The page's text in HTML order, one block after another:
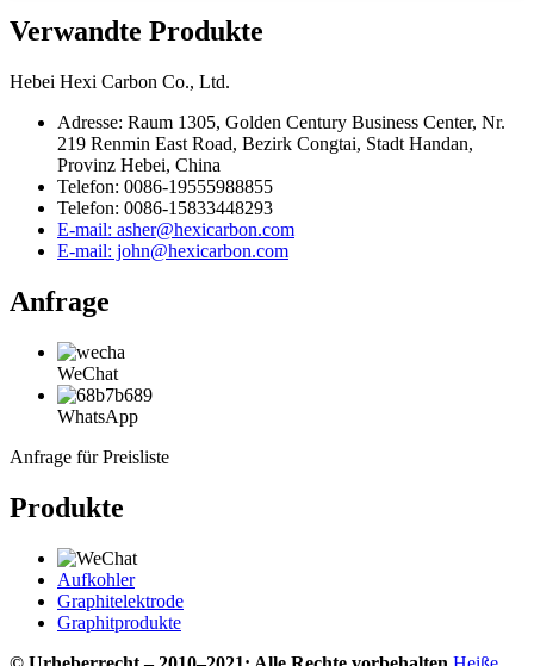
Verwandte Produkte
Hebei Hexi Carbon Co., Ltd.
Adresse: Raum 1305, Golden Century Business Center, Nr.
219 Renmin East Road, Bezirk Congtai, Stadt Handan,
Provinz Hebei, China
Telefon: 0086-19555988855
Telefon: 0086-15833448293
E-mail: asher@hexicarbon.com
E-mail: john@hexicarbon.com
Anfrage
WeChat
WhatsApp
Anfrage für Preisliste
Produkte
Aufkohler
Graphitelektrode
Graphitprodukte